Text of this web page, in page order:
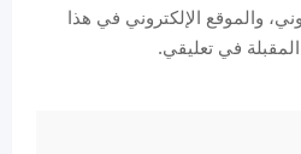
والموقع الإلكتروني في هذا
في تعليقي.